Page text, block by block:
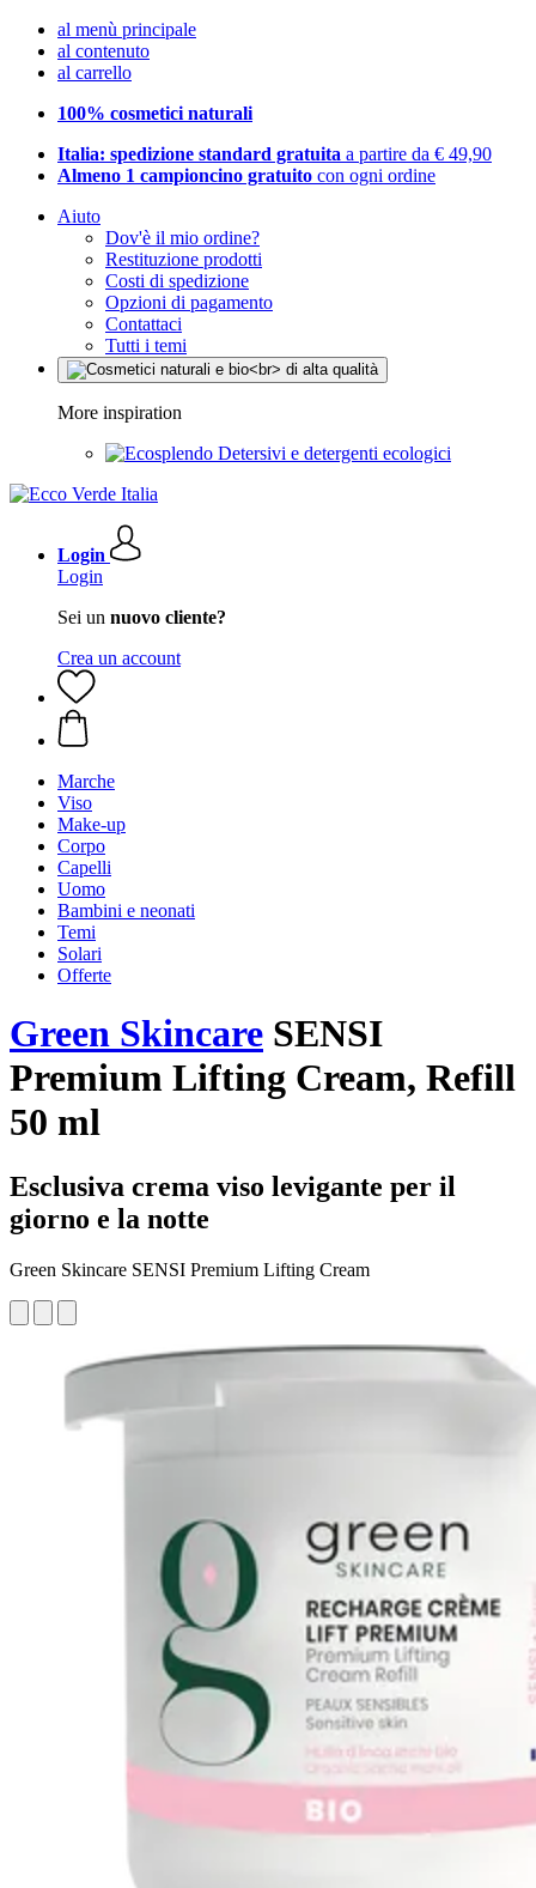
al menù principale
al contenuto
al carrello
100% cosmetici naturali
Italia: spedizione standard gratuita a partire da € 49,90
Almeno 1 campioncino gratuito con ogni ordine
Aiuto
Dov'è il mio ordine?
Restituzione prodotti
Costi di spedizione
Opzioni di pagamento
Contattaci
Tutti i temi
More inspiration
Detersivi e detergenti ecologici
Login
Login
Sei un nuovo cliente?
Crea un account
Marche
Viso
Make-up
Corpo
Capelli
Uomo
Bambini e neonati
Temi
Solari
Offerte
Green Skincare SENSI
Premium Lifting Cream, Refill
50 ml
Esclusiva crema viso levigante per il
giorno e la notte
Green Skincare SENSI Premium Lifting Cream